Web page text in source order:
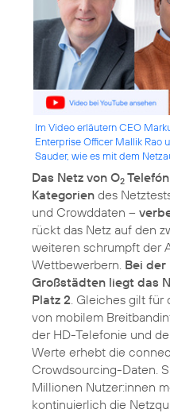
Im Video erläutern CEO
Enterprise Officer Mallik Rao
Sauder, wie es mit dem
Das Netz von O2
Kategorien des
und Crowddaten –
rückt das Netz auf den
weiteren schrumpft der
Wettbewerbern. Bei
Großstädten liegt das
Platz 2 . Gleiches gilt
von mobilem
der HD-Telefonie und
Werte erhebt die
Crowdsourcing-Daten.
Millionen Nutzer:innen
kontinuierlich die